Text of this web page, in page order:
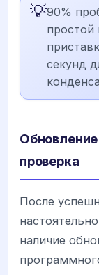
💡90%
простой
секунд
проверка
После
наличие